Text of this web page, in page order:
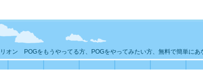
オン POGをもうやってる方、POGをやってみたい方、無料で簡単にあ